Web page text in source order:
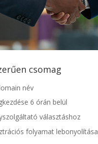
csomag
név
6 órán belül
választáshoz
folyamat lebonyolítása